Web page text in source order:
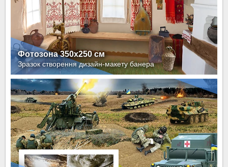
Фотозона 350х250 см
Зразок створення дизайн-макету банера